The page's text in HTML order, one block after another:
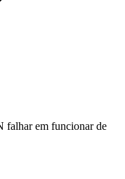
falhar em funcionar de